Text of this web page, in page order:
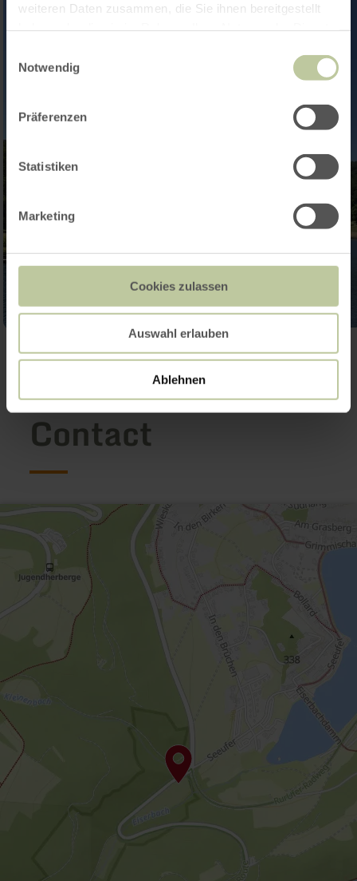
weiteren Daten zusammen, die Sie ihnen bereitgestellt
Notwendig
Präferenzen
Statistiken
Marketing
Cookies zulassen
Auswahl erlauben
Ablehnen
Ouvrir la galerie
Contact